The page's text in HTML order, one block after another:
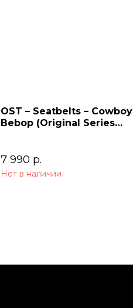
OST – Seatbelts – Cowboy
Bebop (Original Series
7 990 р.
Нет в наличии